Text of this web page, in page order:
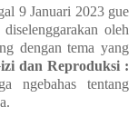
9 Januari 2023 gue
oleh
dengan tema yang
dan Reproduksi :
ngebahas tentang